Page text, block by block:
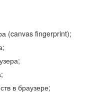
(canvas fingerprint);
в браузере;